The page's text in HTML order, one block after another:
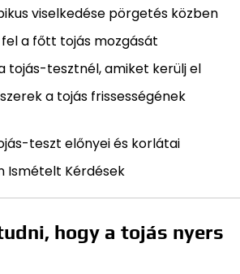
viselkedése pörgetés közben
a főtt tojás mozgását
tojás-tesztnél, amiket kerülj el
a tojás frissességének
teszt előnyei és korlátai
Ismételt Kérdések
hogy a tojás nyers